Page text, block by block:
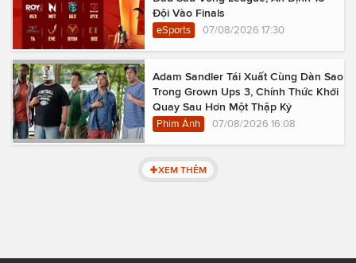
Đội Vào Finals
eSports 07/08/2026 17:30
Adam Sandler Tái Xuất Cùng Dàn Sao
Trong Grown Ups 3, Chính Thức Khởi
Quay Sau Hơn Một Thập Kỷ
Phim Ảnh 07/08/2026 16:08
XEM THÊM